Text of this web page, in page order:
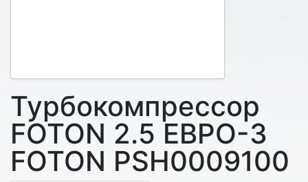
Турбокомпрессор
FOTON 2.5 ЕВРО-3
FOTON PSH0009100